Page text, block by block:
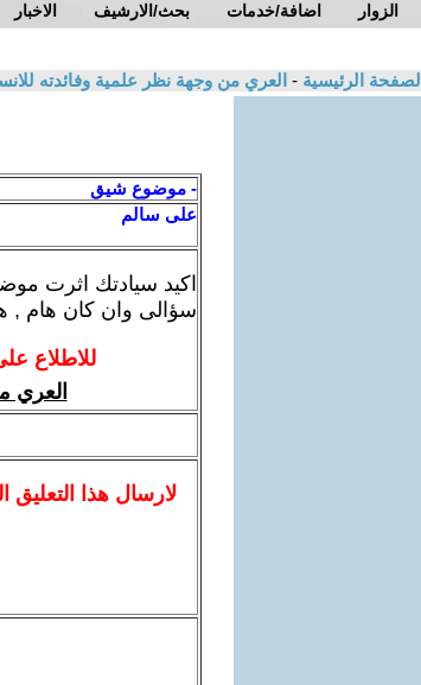
الاخبار بحث/الارشيف اضافة/خدمات الزوار
الصفحة الرئيسية - العري من وجهة نظر علمية وفائدته
- موضوع شيق
على سالم
اكيد سيادتك اثرت
سؤالى وان كان هام ,
للاطلاع
العري
لارسالهذا